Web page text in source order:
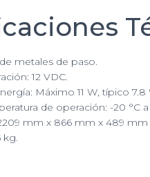
metales de paso.
12 VDC.
Máximo 11 W, típico 7.8
de operación: -20 °C a
mm x 866 mm x 489 mm
kg.